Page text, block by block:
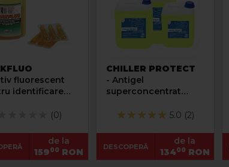
fluorescent
identificare
(0)
de la
15900 RON
CHILLER PROTECT
- Antigel
superconcentrat
chillere
5.0 (2)
DESCOPERĂ
de la
13400 RON